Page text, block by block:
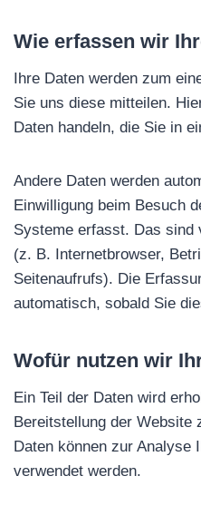
Wie erfassen wir
Ihre Daten werden zum
Sie uns diese mitteilen.
Daten handeln, die Sie in
Andere Daten werden
Einwilligung beim Besuch
Systeme erfasst. Das sind
(z. B. Internetbrowser,
Seitenaufrufs). Die
automatisch, sobald Sie
Wofür nutzen wir
Ein Teil der Daten wird
Bereitstellung der Website
Daten können zur Analyse
verwendet werden.